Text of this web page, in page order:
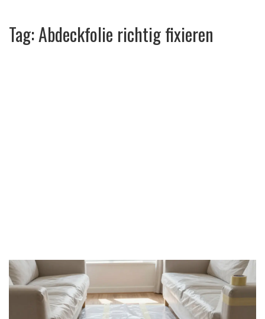
Tag: Abdeckfolie richtig fixieren